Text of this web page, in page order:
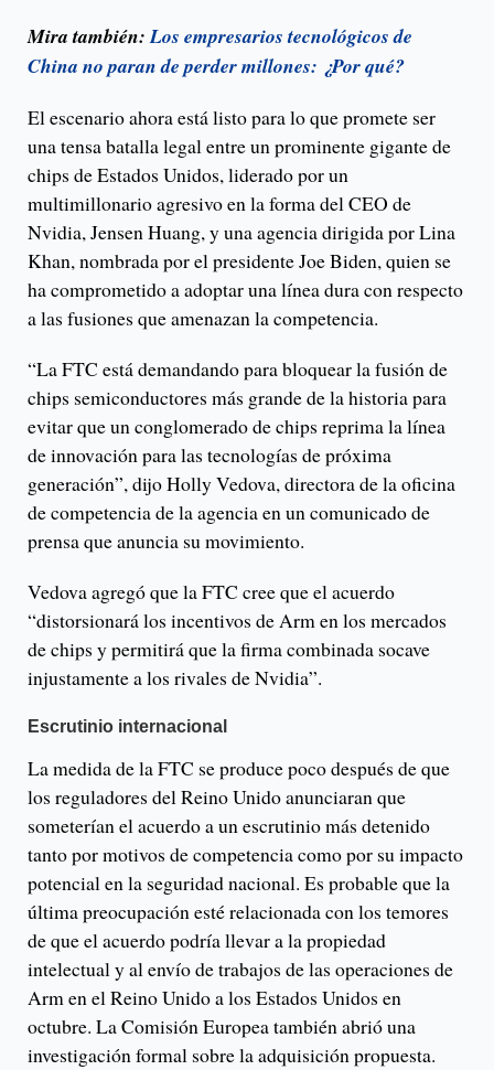
Mira también:Los empresarios tecnológicos de
China no paran de perder millones: ¿Por qué?
El escenario ahora está listo para lo que promete ser
una tensa batalla legal entre un prominente gigante de
chips de Estados Unidos, liderado por un
multimillonario agresivo en la forma del CEO de
Nvidia, Jensen Huang, y una agencia dirigida por Lina
Khan, nombrada por el presidente Joe Biden, quien se
ha comprometido a adoptar una línea dura con respecto
a las fusiones que amenazan la competencia.
“La FTC está demandando para bloquear la fusión de
chips semiconductores más grande de la historia para
evitar que un conglomerado de chips reprima la línea
de innovación para las tecnologías de próxima
generación”, dijo Holly Vedova, directora de la oficina
de competencia de la agencia en un comunicado de
prensa que anuncia su movimiento.
Vedova agregó que la FTC cree que el acuerdo
“distorsionará los incentivos de Arm en los mercados
de chips y permitirá que la firma combinada socave
injustamente a los rivales de Nvidia”.
Escrutinio internacional
La medida de la FTC se produce poco después de que
los reguladores del Reino Unido anunciaran que
someterían el acuerdo a un escrutinio más detenido
tanto por motivos de competencia como por su impacto
potencial en la seguridad nacional. Es probable que la
última preocupación esté relacionada con los temores
de que el acuerdo podría llevar a la propiedad
intelectual y al envío de trabajos de las operaciones de
Arm en el Reino Unido a los Estados Unidos en
octubre. La Comisión Europea también abrió una
investigación formal sobre la adquisición propuesta.